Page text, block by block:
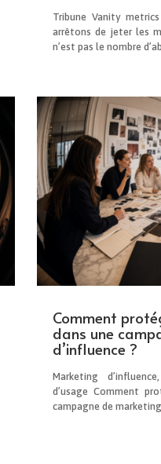
Tribune Vanity
arrêtons de jeter les
n’est pas le nombre
Comment
dans une
d’influence ?
Marketing
d’usage Comment
campagne de marketing